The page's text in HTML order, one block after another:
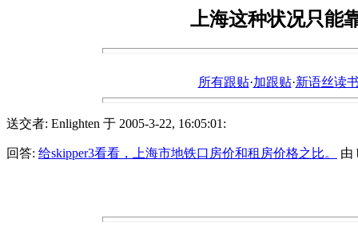
上海这种状况只能
所有跟贴·加跟贴·新语丝读
送交者: Enlighten 于 2005-3-22, 16:05:01:
回答: 给skipper3看看，上海市地铁口房价和租房价格之比。 由